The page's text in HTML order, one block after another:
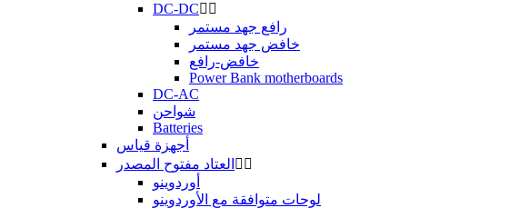
DC-DC 
رافع جهد مستمر
خافض جهد مستمر
خافض-رافع
Power Bank motherboards
DC-AC
شواحن
Batteries
أجهزة قياس
العتاد مفتوح المصدر  
أوردوينو
لوحات متوافقة مع الأوردوينو